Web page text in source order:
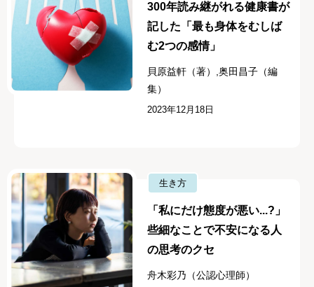
300年読み継がれる健康書が
記した「最も身体をむしば
む2つの感情」
貝原益軒（著）,奥田昌子（編
集）
2023年12月18日
生き方
「私にだけ態度が悪い...?」
些細なことで不安になる人
の思考のクセ
舟木彩乃（公認心理師）